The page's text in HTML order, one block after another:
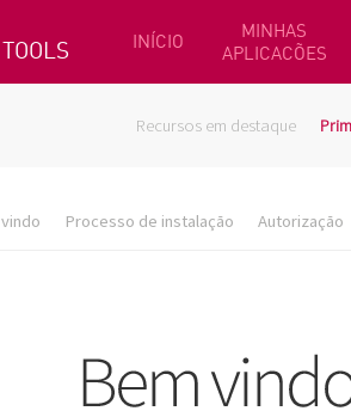
INÍCIO
MINHAS
APLICACÕES
Recursos em destaque
Processo de instalação Autorização